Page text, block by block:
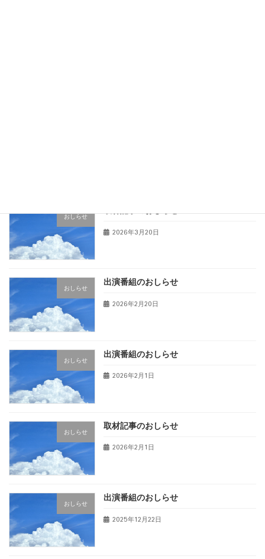
おしらせ 取材記事のおしらせ
2026年3月20日
おしらせ 出演番組のおしらせ
2026年2月20日
おしらせ 出演番組のおしらせ
2026年2月1日
おしらせ 取材記事のおしらせ
2026年2月1日
おしらせ 出演番組のおしらせ
2025年12月22日